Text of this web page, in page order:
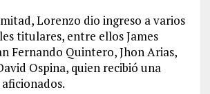
Lorenzo dio ingreso a varios
titulares, entre ellos James
Fernando Quintero, Jhon Arias,
Ospina, quien recibió una